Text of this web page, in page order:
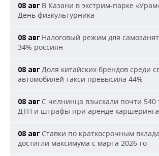
08 авг В Казани в экстрим-парке
День физкультурника
08 авг Налоговый режим для
34% россиян
08 авг Доля китайских брендов среди
автомобилей такси превысила 44%
08 авг С челнинца взыскали почти 540
ДТП и штрафы при аренде каршеринга
08 авг Ставки по краткосрочным
достигли максимума с марта 2026-го